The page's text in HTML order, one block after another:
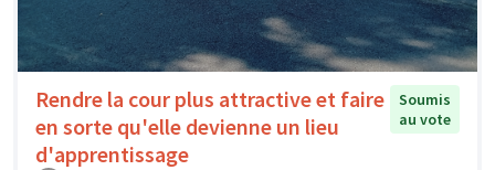
Rendre la cour plus attractive et faire
en sorte qu'elle devienne un lieu
d'apprentissage
Soumis
au vote